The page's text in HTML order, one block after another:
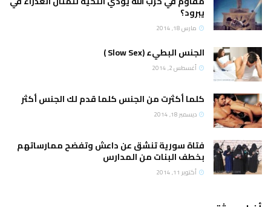
يبرود؟
مارس 18, 2014
الجنس البطيء (Slow Sex )
أغسطس 2, 2014
كلما أكثرت من الجنس كلما قدم لك الجنس أكثر
ديسمبر 18, 2014
فتاة سورية تنشق عن داعش وتفضح ممارساتهم
بخطف البنات من المدارس
أكتوبر 11, 2014